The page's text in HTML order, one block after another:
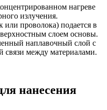
нагреве
излучения.
проволока) подается в
слоем основы.
наплавочный слой с
связи между материалами.
нанесения